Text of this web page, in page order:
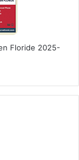
Floride 2025-